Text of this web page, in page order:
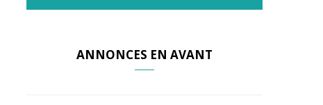
ANNONCES EN AVANT